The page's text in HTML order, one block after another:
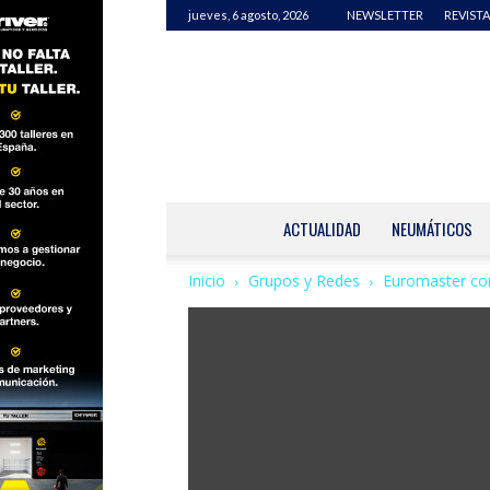
jueves, 6 agosto, 2026 NEWSLETTER
ACTUALIDAD NEUMÁTICOS
Inicio Grupos y Redes Euromaster